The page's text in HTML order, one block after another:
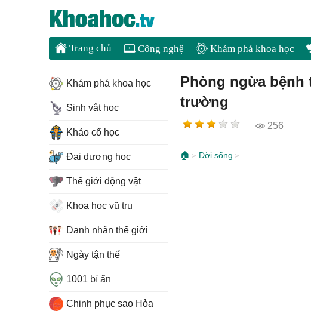
Trang chủ Công nghệ Khám phá khoa học
Phòng ngừa bệnh
trường
256
🏠 Đời sống
Khám phá khoa học
Sinh vật học
Khảo cổ học
Đại dương học
Thế giới động vật
Khoa học vũ trụ
Danh nhân thế giới
Ngày tận thế
1001 bí ẩn
Chinh phục sao Hỏa